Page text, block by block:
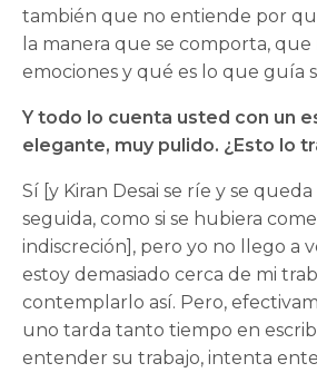
también que no entiende por
la manera que se comporta,
emociones y qué es lo que guía
Y todo lo cuenta usted con un
elegante, muy pulido. ¿Esto lo
Sí [y Kiran Desai se ríe y se
seguida, como si se hubiera
indiscreción], pero yo no llego a
estoy demasiado cerca de mi
contemplarlo así. Pero,
uno tarda tanto tiempo en
entender su trabajo, intenta